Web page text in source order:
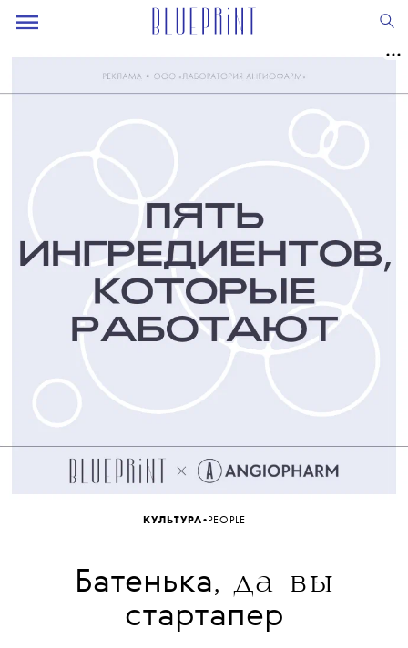
КУЛЬТУРА•PEOPLE
Батенька, да вы
стартапер